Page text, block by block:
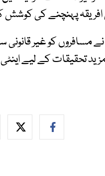
افریقہ پہنچنے کی
مسافروں کو غیر قانونی
تحقیقات کے لیے